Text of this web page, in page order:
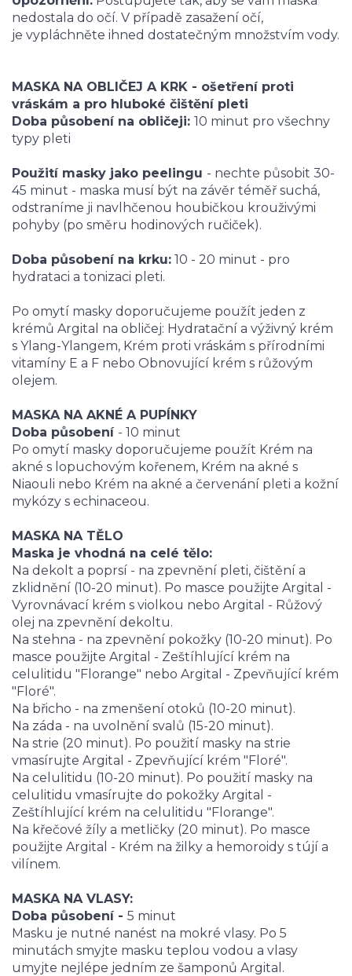
nedostala do očí. V případě zasažení očí,
je vypláchněte ihned dostatečným množstvím vody.
MASKA NA OBLIČEJ A KRK - ošetření proti
vráskám a pro hluboké čištění pleti
Doba působení na obličeji: 10 minut pro všechny
typy pleti
Použití masky jako peelingu - nechte působit 30-
45 minut - maska musí být na závěr téměř suchá,
odstraníme ji navlhčenou houbičkou krouživými
pohyby (po směru hodinových ručiček).
Doba působení na krku: 10 - 20 minut - pro
hydrataci a tonizaci pleti.
Po omytí masky doporučujeme použít jeden z
krémů Argital na obličej: Hydratační a výživný krém
s Ylang-Ylangem, Krém proti vráskám s přírodními
vitamíny E a F nebo Obnovující krém s růžovým
olejem.
MASKA NA AKNÉ A PUPÍNKY
Doba působení - 10 minut
Po omytí masky doporučujeme použít Krém na
akné s lopuchovým kořenem, Krém na akné s
Niaouli nebo Krém na akné a červenání pleti a kožní
mykózy s echinaceou.
MASKA NA TĚLO
Maska je vhodná na celé tělo:
Na dekolt a poprsí - na zpevnění pleti, čištění a
zklidnění (10-20 minut). Po masce použijte Argital -
Vyrovnávací krém s violkou nebo Argital - Růžový
olej na zpevnění dekoltu.
Na stehna - na zpevnění pokožky (10-20 minut). Po
masce použijte Argital - Zeštíhlující krém na
celulitidu "Florange" nebo Argital - Zpevňující krém
"Floré".
Na břicho - na zmenšení otoků (10-20 minut).
Na záda - na uvolnění svalů (15-20 minut).
Na strie (20 minut). Po použití masky na strie
vmasírujte Argital - Zpevňující krém "Floré".
Na celulitidu (10-20 minut). Po použití masky na
celulitidu vmasírujte do pokožky Argital -
Zeštíhlující krém na celulitidu "Florange".
Na křečové žíly a metličky (20 minut). Po masce
použijte Argital - Krém na žilky a hemoroidy s tújí a
vilínem.
MASKA NA VLASY:
Doba působení - 5 minut
Masku je nutné nanést na mokré vlasy. Po 5
minutách smyjte masku teplou vodou a vlasy
umyjte nejlépe jedním ze šamponů Argital.